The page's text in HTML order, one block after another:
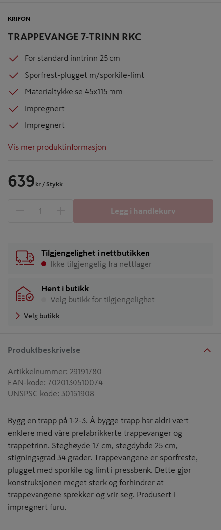
TRAPPEVANGE 7-TRINN RKC
KRIFON
For standard inntrinn 25 cm
Sporfrest-plugget m/sporkile-limt
Materialtykkelse 45x115 mm
Impregnert
Impregnert
Vis mer produktinformasjon
639 kr / Stykk
1 produkter
Legg i handlekurv
Tilgjengelighet i nettbutikken
Ikke tilgjengelig fra nettlager
Hent i butikk
Velg butikk for tilgjengelighet
Velg butikk
Produktbeskrivelse
Artikkelnummer: 29191780
EAN-kode: 7020130510074
UNSPSC kode: 30161908
Bygg en trapp på 1-2-3. Å bygge trapp har aldri vært
enklere med våre prefabrikkerte trappevanger og
trappetrinn. Steghøyde 17 cm, stegdybde 25 cm,
stigningsgrad 34 grader. Trappevangene er sporfreste,
plugget med sporkile og limt i pressbenk. Dette gjør
konstruksjonen meget sterk og forhindrer at
trappevangene sprekker og vrir seg. Produsert i
impregnert furu.